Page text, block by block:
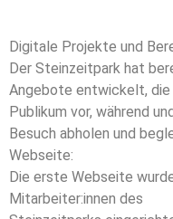
Digitale Projekte und
Der Steinzeitpark hat
Angebote entwickelt, die
Publikum vor, während
Besuch abholen und
Webseite:
Die erste Webseite
Mitarbeiter:innen des